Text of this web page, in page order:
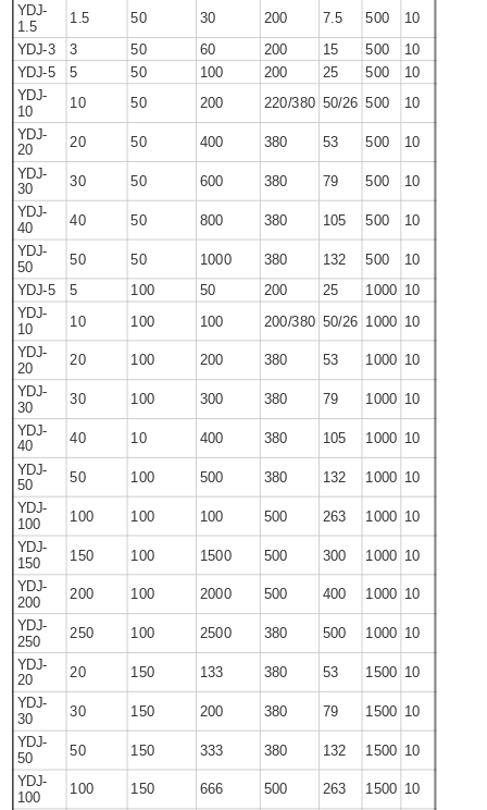
YDJ-
1.5 1.5 50 30 200 7.5 500
10
YDJ-3
3 50 60 200 15 500
10
YDJ-5
5 50 100 200 25 500 10
YDJ-
10
10 50 200 220/380 50/26 500
10
YDJ-
20 20 50 400 380 53 500 10
YDJ-
30 30 50 600 380 79 500 10
YDJ-
40
40 50 800 380 105 500
10
YDJ-
50
50 50 1000 380 132 500 10
YDJ-5 5 100 50 200 25 1000 10
YDJ-
10
10 100 100 200/380 50/26 1000 10
YDJ-
20 20 100 200 380 53 1000 10
YDJ-
30
30 100 300 380 79 1000 10
YDJ-
40 40 10 400 380 105 1000 10
YDJ-
50 50 100 500 380 132 1000 10
YDJ-
100
100 100 100 500 263 1000 10
YDJ-
150
150 100 1500 500 300 1000 10
YDJ-
200
200 100 2000 500 400 1000 10
YDJ-
250
250 100 2500 380 500 1000 10
YDJ-
20
20 150 133 380 53 1500 10
YDJ-
30 30 150 200 380 79 1500 10
YDJ-
50 50 150 333 380 132 1500 10
YDJ-
100
100 150 666 500 263 1500 10